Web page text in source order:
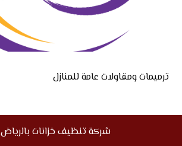
ترميمات ومقاولات عامة للمنازل
شركة تنظيف خزانات بالرياض